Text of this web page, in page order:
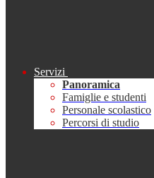
Servizi
Panoramica
Famiglie e studenti
Personale scolastico
Percorsi di studio